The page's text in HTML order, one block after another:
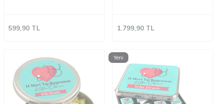
599,90 TL 1.799,90 TL
Yeni